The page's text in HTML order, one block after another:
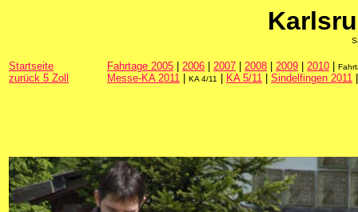
Startseite
zurück 5 Zoll
Fahrtage 2005 2006 2007 2008 2009 2010
Messe-KA 2011 KA 4/11 KA 5/11 Sindelfingen 2011